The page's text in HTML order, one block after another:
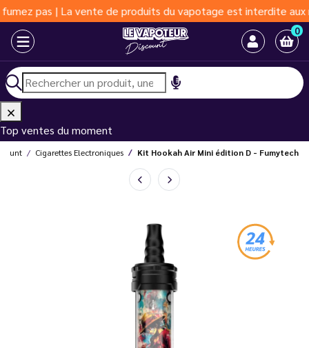
pas | La vente de produits du vapotage est interdite aux
0
Top ventes du moment
Cigarettes Electroniques Kit Hookah Air Mini édition D - Fumytech